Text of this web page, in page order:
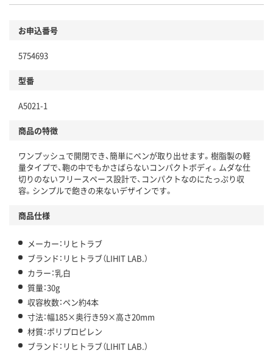
お申込番号
5754693
型番
A5021-1
商品の特徴
ワンプッシュで開閉でき、簡単にペンが取り出せます。樹脂製の軽
量タイプで、鞄の中でもかさばらないコンパクトボディ。ムダな仕
切りのないフリースペース設計で、コンパクトなのにたっぷり収
容。シンプルで飽きの来ないデザインです。
商品仕様
メーカー：リヒトラブ
ブランド：リヒトラブ（LIHIT LAB.）
カラー：乳白
質量：30g
収容枚数：ペン約4本
寸法：幅185×奥行き59×高さ20mm
材質：ポリプロピレン
ブランド：リヒトラブ（LIHIT LAB.）